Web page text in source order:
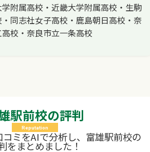
附属高校・近畿大学附属高校・生駒
同志社女子高校・鹿島朝日高校・奈
高校・奈良市立一条高校
駅前校の評判
Reputation
ミをAIで分析し、富雄駅前校の
をまとめました！